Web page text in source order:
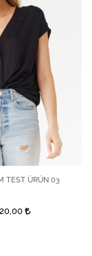
TEST ÜRÜN 03